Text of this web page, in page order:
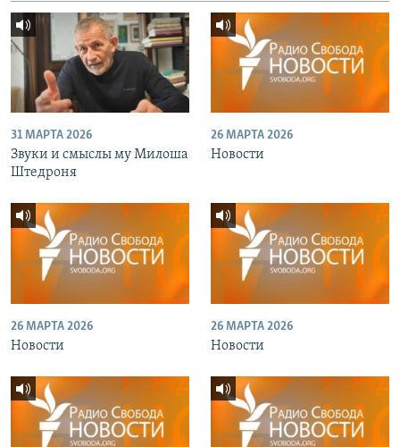
31 МАРТА 2026
Звуки и смыслы му Милоша
Штедроня
26 МАРТА 2026
Новости
26 МАРТА 2026
Новости
26 МАРТА 2026
Новости